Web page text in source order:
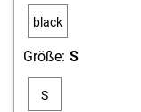
black
Größe: S
S